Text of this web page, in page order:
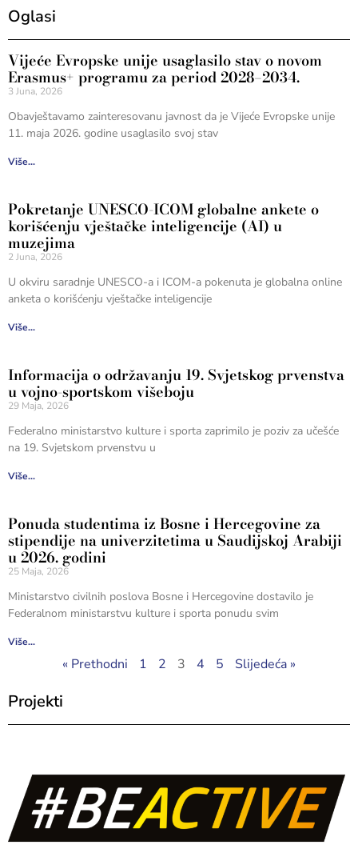
Oglasi
Vijeće Evropske unije usaglasilo stav o novom
Erasmus+ programu za period 2028–2034.
3 Juna, 2026
Obavještavamo zainteresovanu javnost da je Vijeće Evropske unije
11. maja 2026. godine usaglasilo svoj stav
Više...
Pokretanje UNESCO-ICOM globalne ankete o
korišćenju vještačke inteligencije (AI) u
muzejima
2 Juna, 2026
U okviru saradnje UNESCO-a i ICOM-a pokenuta je globalna online
anketa o korišćenju vještačke inteligencije
Više...
Informacija o održavanju 19. Svjetskog prvenstva
u vojno-sportskom višeboju
29 Maja, 2026
Federalno ministarstvo kulture i sporta zaprimilo je poziv za učešće
na 19. Svjetskom prvenstvu u
Više...
Ponuda studentima iz Bosne i Hercegovine za
stipendije na univerzitetima u Saudijskoj Arabiji
u 2026. godini
25 Maja, 2026
Ministarstvo civilnih poslova Bosne i Hercegovine dostavilo je
Federalnom ministarstvu kulture i sporta ponudu svim
Više...
« Prethodni 1 2 3 4 5 Slijedeća »
Projekti